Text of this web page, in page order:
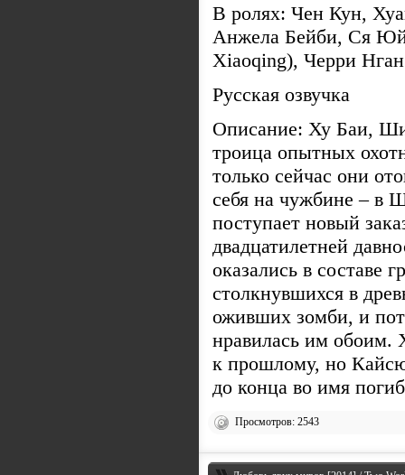
В ролях: Чен Кун,
Анжела Бейби, Ся
Xiaoqing), Черри
Русская озвучка
Описание: Ху Баи,
троица опытных
только сейчас они
себя на чужбине – в
поступает новый
двадцатилетней
оказались в составе
столкнувшихся в
оживших зомби, и
нравилась им обоим.
к прошлому, но
до конца во имя
Просмотров: 2543